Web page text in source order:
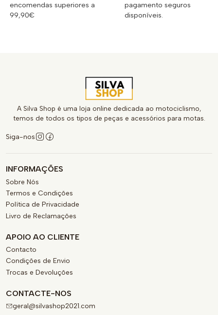
encomendas superiores a
99,90€
pagamento seguros
disponíveis.
A Silva Shop é uma loja online dedicada ao motociclismo,
temos de todos os tipos de peças e acessórios para motas.
Siga-nos
INFORMAÇÕES
Sobre Nós
Termos e Condições
Política de Privacidade
Livro de Reclamações
APOIO AO CLIENTE
Contacto
Condições de Envio
Trocas e Devoluções
CONTACTE-NOS
geral@silvashop2021.com